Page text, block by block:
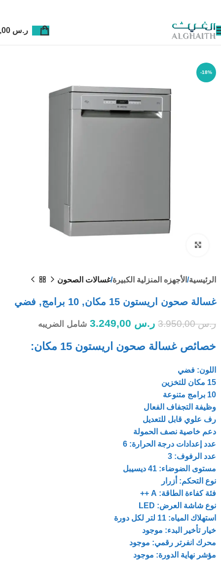
ر.س
-18%
الرئيسية الأجهزه المنزلية الكبيرة غسالات الصحون
غسالة صحون اريستون 15 مكان, 10 برامج, فضي
ر.س3.950,00 ر.س شامل الضريبه
خصائص غسالة صحون اريستون 15 مكان:
اللون: فضي
15 مكان للتخزين
10 برامج متنوعة
وظيفة التجفاف الفعال
رف علوي قابل للتعديل
دعم خاصية نصف الحمولة
عدد إعدادات درجة الحرارة: 6
عدد الرفوف: 3
مستوى الضوضاء: 41 ديسيبل
نوع التحكم: أزرار
فئة كفاءة الطاقة: A ++
نوع شاشة العرض: LED
استهلاك المياه: 11 لتر لكل دورة
خيار تأخير البدء: موجود
محرك انفرتر رقمي: موجود
مؤشر نهاية الدورة: موجود